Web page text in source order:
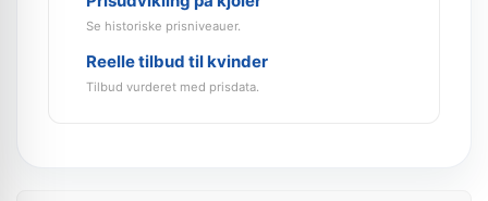
Se historiske prisniveauer.
Reelle tilbud til kvinder
Tilbud vurderet med prisdata.